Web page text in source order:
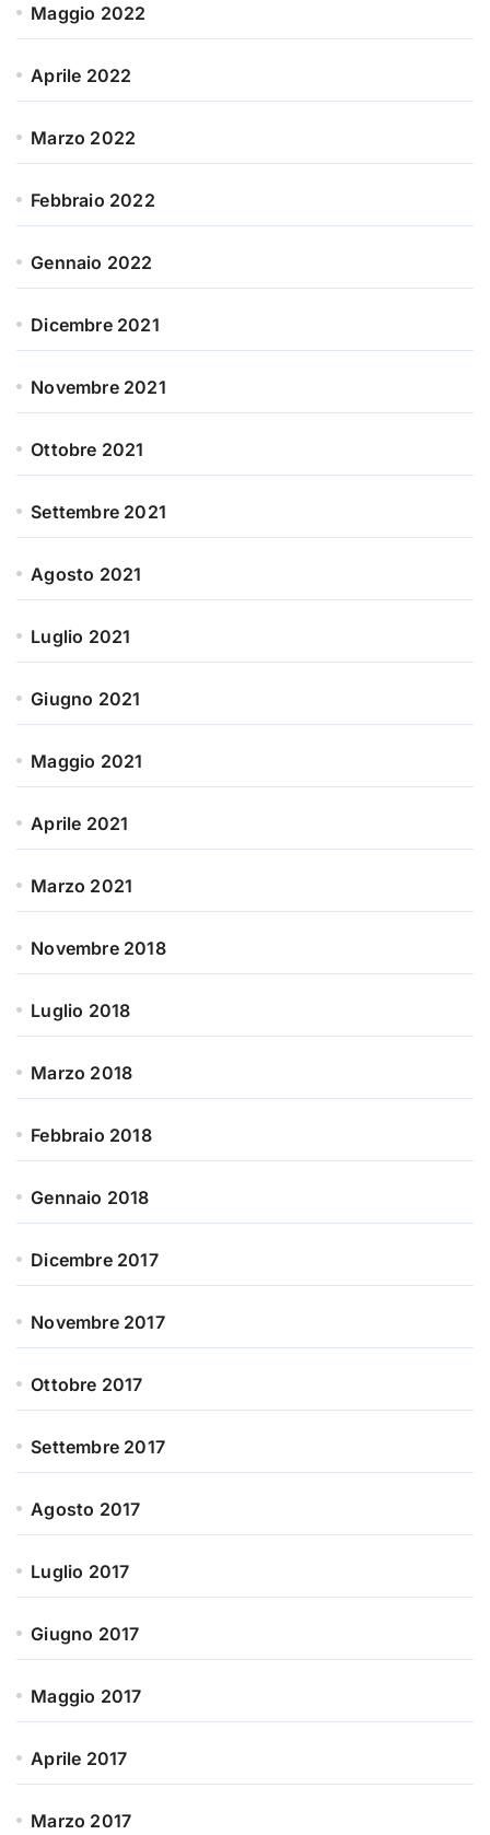
Maggio 2022
Aprile 2022
Marzo 2022
Febbraio 2022
Gennaio 2022
Dicembre 2021
Novembre 2021
Ottobre 2021
Settembre 2021
Agosto 2021
Luglio 2021
Giugno 2021
Maggio 2021
Aprile 2021
Marzo 2021
Novembre 2018
Luglio 2018
Marzo 2018
Febbraio 2018
Gennaio 2018
Dicembre 2017
Novembre 2017
Ottobre 2017
Settembre 2017
Agosto 2017
Luglio 2017
Giugno 2017
Maggio 2017
Aprile 2017
Marzo 2017